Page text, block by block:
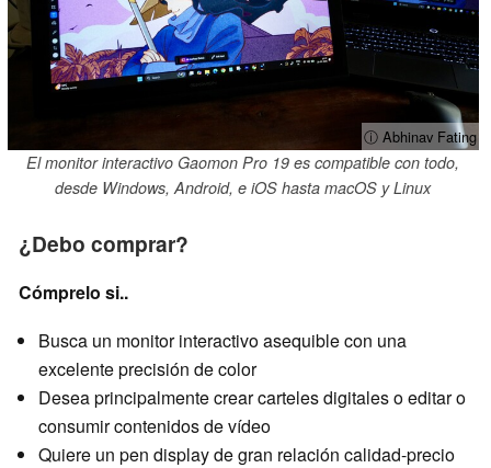
ⓘ Abhinav Fating
El monitor interactivo Gaomon Pro 19 es compatible con todo,
desde Windows, Android, e iOS hasta macOS y Linux
¿Debo comprar?
Cómprelo si..
Busca un monitor interactivo asequible con una
excelente precisión de color
Desea principalmente crear carteles digitales o editar o
consumir contenidos de vídeo
Quiere un pen display de gran relación calidad-precio